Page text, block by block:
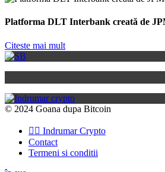
Platforma DLT Interbank creată de
Citeste mai mult
© 2024 Goana dupa Bitcoin
👉🏽 Indrumar Crypto
Contact
Termeni si conditii